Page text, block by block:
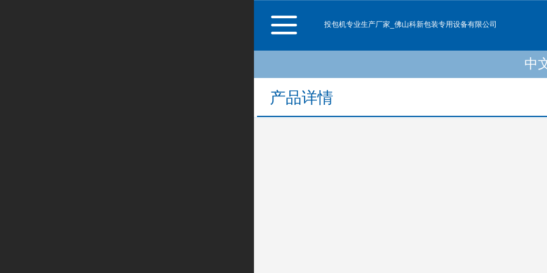
投包机专业生产厂家_佛山科新包装专用设备有限公司
中
中
产品详情